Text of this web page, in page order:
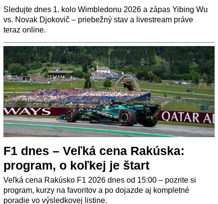
Sledujte dnes 1. kolo Wimbledonu 2026 a zápas Yibing Wu
vs. Novak Djokovič – priebežný stav a livestream práve
teraz online.
F1 dnes – Veľká cena Rakúska:
program, o koľkej je štart
Veľká cena Rakúsko F1 2026 dnes od 15:00 – pozrite si
program, kurzy na favoritov a po dojazde aj kompletné
poradie vo výsledkovej listine.